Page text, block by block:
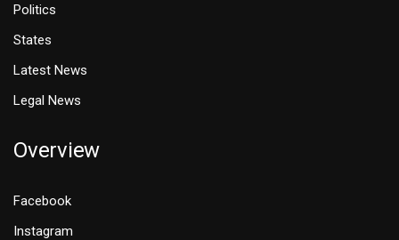
Politics
States
Latest News
Legal News
Overview
Facebook
Instagram